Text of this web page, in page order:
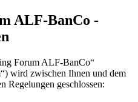
ALF-BanCo -
Forum ALF-BanCo“
wird zwischen Ihnen und dem
Regelungen geschlossen: